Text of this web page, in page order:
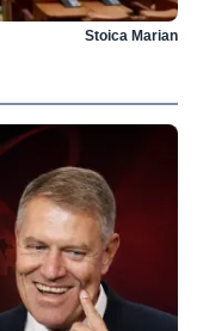
Stoica Marian